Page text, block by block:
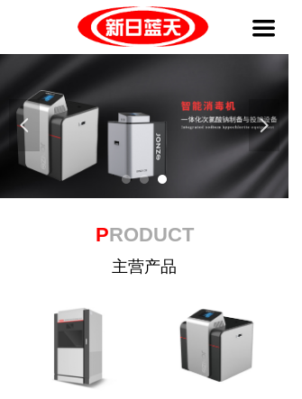
끀
넳 넲
PRODUCT
主营产品